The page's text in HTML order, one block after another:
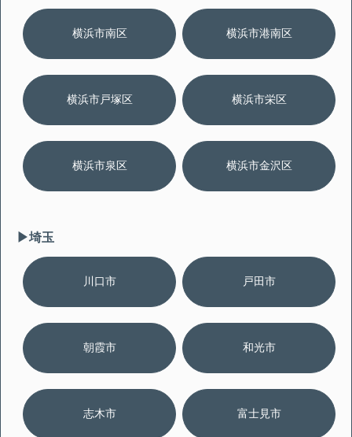
横浜市南区 横浜市港南区
横浜市戸塚区 横浜市栄区
横浜市泉区 横浜市金沢区
▶︎埼玉
川口市 戸田市
朝霞市 和光市
志木市 富士見市